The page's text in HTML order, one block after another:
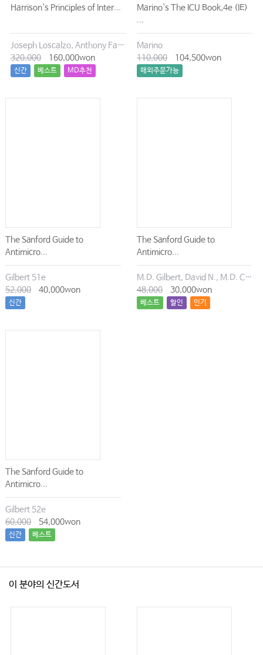
Harrison`s Principles of Inter...
Joseph Loscalzo, Anthony Fauci, Dennis Kasper, Stephen Hauser, Dan Longo, J. Larry Jameson
320,000
160,000won
신간 베스트 MD추천
Marino`s The ICU Book,4e (IE)
...
Marino
110,000
104,500won
해외주문가능
The Sanford Guide to
Antimicro...
Gilbert 51e
52,000
40,000won
신간
The Sanford Guide to
Antimicro...
M.D. Gilbert, David N., M.D. Chambers, Henry F., M.D. Eliopoulos, George M., M.D. Saag, Michael S., M.D. Pavia, Andrew T.
48,000
30,000won
베스트 할인 인기
The Sanford Guide to
Antimicro...
Gilbert 52e
60,000
54,000won
신간 베스트
이 분야의 신간도서